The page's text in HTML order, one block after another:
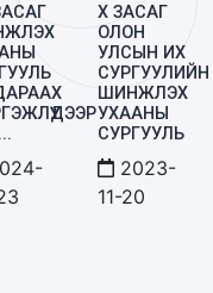
...
X ЗАСАГ
ОЛОН
УЛСЫН ИX
СУРГУУЛИЙН
ШИНЖЛЭХ
УХААНЫ
СУРГУУЛЬ
2023-
11-20